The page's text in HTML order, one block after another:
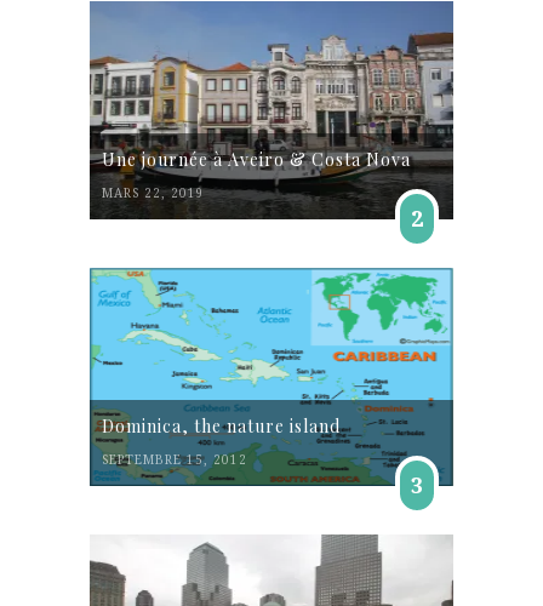
Une journée à Aveiro & Costa Nova
MARS 22, 2019
2
Dominica, the nature island
SEPTEMBRE 15, 2012
3